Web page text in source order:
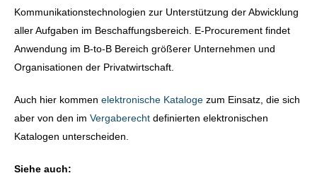
Kommunikationstechnologien zur Unterstützung der Abwicklung
aller Aufgaben im Beschaffungsbereich. E-Procurement findet
Anwendung im B-to-B Bereich größerer Unternehmen und
Organisationen der Privatwirtschaft.
Auch hier kommen elektronische Kataloge zum Einsatz, die sich
aber von den im Vergaberecht definierten elektronischen
Katalogen unterscheiden.
Siehe auch: